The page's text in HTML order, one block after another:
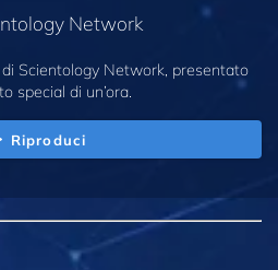
Network
Scientology Network, presentato
special di un’ora.
Riproduci